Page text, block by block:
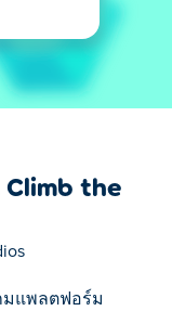
Climb the
กมแพลตฟอร์ม